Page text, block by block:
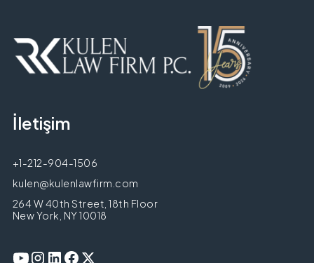
İletişim
+1-212-904-1506
kulen@kulenlawfirm.com
264 W 40th Street, 18th Floor
New York, NY 10018